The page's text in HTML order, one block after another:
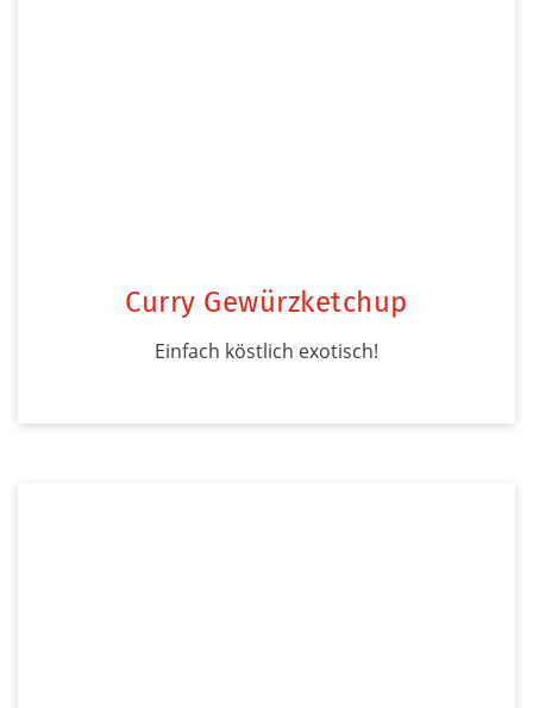
Curry Gewürzketchup
Einfach köstlich exotisch!